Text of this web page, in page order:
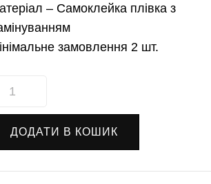
– Самоклейка плівка з
замовлення 2 шт.
ДОДАТИ В КОШИК